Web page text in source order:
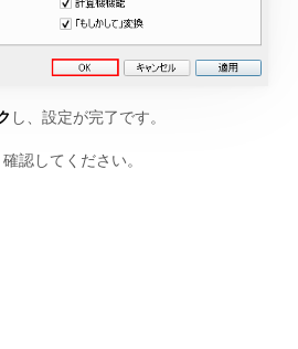
し、設定が完了です。
認してください。